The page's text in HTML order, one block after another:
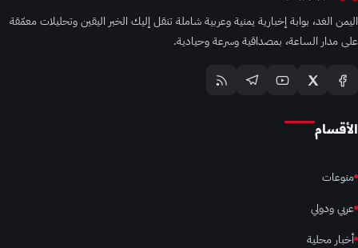
اليمن الغد، بوابة إخبارية يمنية وعربية شاملة تنقل إليك الخبر اليقين وتحليلات معمّقة
على مدار الساعة، بمصداقية وسرعة وحيادية.
الأقسام
منوعات
عربي ودولي
أخبار محلية